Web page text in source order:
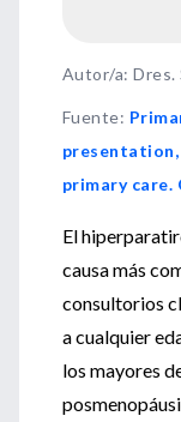
Autor/a: Dres.
Fuente:
presentation,
primary care.
El
causa más
consultorios
a cualquier
los mayores